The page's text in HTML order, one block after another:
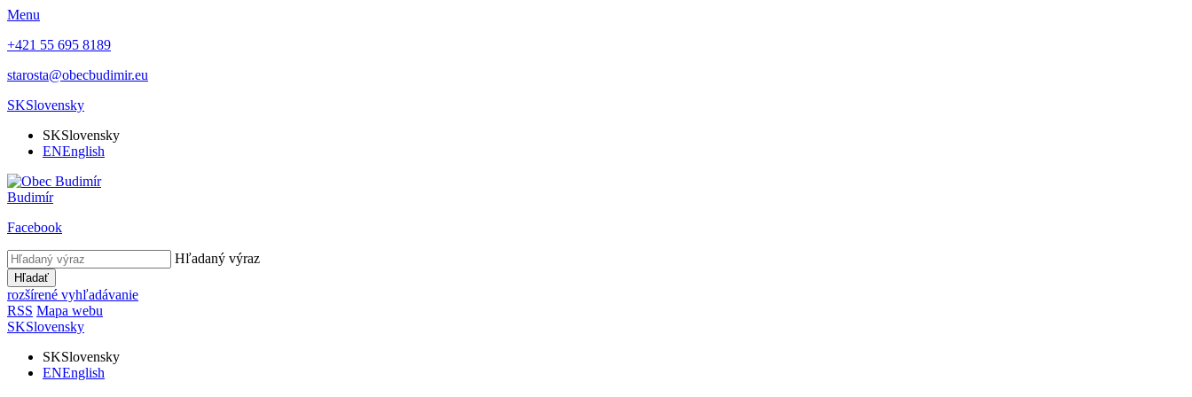
Menu
+421 55 695 8189
starosta@obecbudimir.eu
SKSlovensky
SKSlovensky
ENEnglish
Budimír
Facebook
Hľadaný výraz
Hľadať
rozšírené vyhľadávanie
RSS Mapa webu
SKSlovensky
SKSlovensky
ENEnglish